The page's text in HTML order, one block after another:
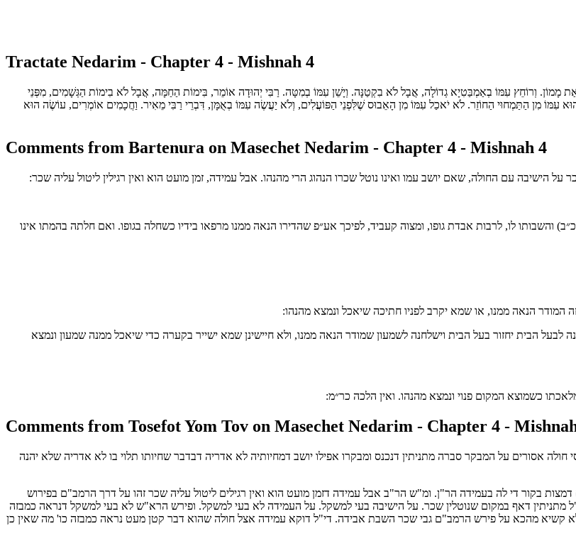
Tractate Nedarim - Chapter 4 - Mishnah 4
וְרוֹחֵץ עִמּוֹ בְאַמְבַּטִיָא גְדוֹלָה, אֲבָל לֹא בִקְטַנָּה. וְיָשֵׁן עִמּוֹ בְמִטָּה. רַבִּי יְהוּדָה אוֹמֵר, בִּימוֹת הַחַמָּה, אֲבָל לֹא בִימוֹת הַגְּשָׁמִים, מִפְּנֵי
מִן הַתַּמְחוּי הַחוֹזֵר. לֹא יֹאכַל עִמּוֹ מִן הָאֵבוּס שֶׁלִּפְנֵי הַפּוֹעֲלִים, וְלֹא יַעֲשֶׂה עִמּוֹ בְאֻמָּן, דִּבְרֵי רַבִּי מֵאִיר. וַחֲכָמִים אוֹמְרִים, עוֹשֶׂה הוּא
Comments from Bartenura on Masechet Nedarim - Chapter 4 - Mishnah 4
על הישיבה עם החולה, שאם יושב עמו ואינו נוטל שכרו הנהוג הרי מהנהו. אבל עמידה, זמן מועט הוא ואין רגילין ליטול עליה שכר:
לו, לרבות אבדת גופו, ומצוה קעביד, לפיכך אע״פ שהדירו הנאה ממנו מרפאו בידיו כשחלה בגופו. ואם חלתה בהמתו אינו
המודר הנאה ממנו, או שמא יקרב לפניו חתיכה שיאכל ונמצא מהנהו:
לבעל הבית יחזור בעל הבית וישלחנה לשמעון שמודר הנאה ממנו, ולא חיישינן שמא ישייר בקערה כדי שיאכל ממנה שמעון ונמצא
כשמוצא המקום פנוי ונמצא מהנהו. ואין הלכה כר״מ:
Comments from Tosefot Yom Tov on Masechet Nedarim - Chapter 4 -
אסורים על המבקר סברה מתניתין דנכנס ומבקרו אפילו יושב דמחיותיה לא אדריה דבדבר שחיותו תלוי בו לא אדריה שלא יהנה
בקור די לה בעמידה הר"ן. ומ"ש הר"ב אבל עמידה דזמן מועט הוא ואין רגילים ליטול עליה שכר זהו על דרך הרמב"ם בפירוש
דאף במקום שנוטלין שכר. על הישיבה בעי למשקל. על העמידה לא בעי למשקל. ופירש הרא"ש לא בעי למשקל דנראה כמבזה
קשיא מהכא על פירש הרמב"ם גבי שכר השבת אבידה. די"ל דוקא עמידה אצל חולה שהוא דבר קטן מעט נראה כמבזה כו' מה שאין כן